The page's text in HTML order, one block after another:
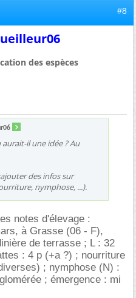
#8
des espèces
il une idée ? Au
des infos sur
nymphose, ...).
notes d'élevage :
à Grasse (06 - F),
de terrasse ; L : 32
: 4 p (+a ?) ; nourriture
; nymphose (N) :
; émergence : mi